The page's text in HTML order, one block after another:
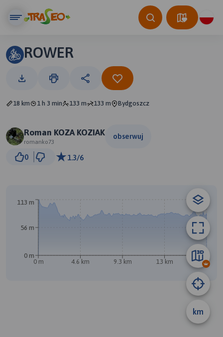
ROWER
18 km 1 h 3 min 133 m 133 m Bydgoszcz
Roman KOZA KOZIAK
romanko73
obserwuj
0 1.3/6
B
km
0 m 4.6 km 9.3 km 13 km 18 km
0 m
56 m
113 m